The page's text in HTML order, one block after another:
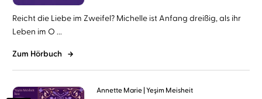
Reicht die Liebe im Zweifel? Michelle ist Anfang dreißig, als ihr
Leben im O ...
Zum Hörbuch
Annette Marie Yeşim Meisheit